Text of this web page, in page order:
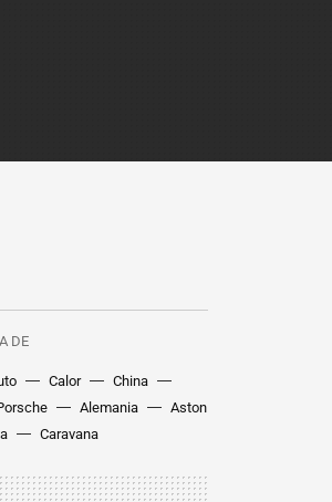
DE
Calor
China
Alemania
Aston
Caravana